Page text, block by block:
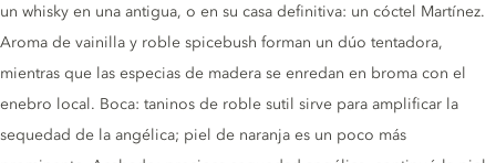
un whisky en una antigua, o en su casa definitiva: un cóctel Martínez.
Aroma de vainilla y roble spicebush forman un dúo tentadora,
mientras que las especias de madera se enredan en broma con el
enebro local. Boca: taninos de roble sutil sirve para amplificar la
sequedad de la angélica; piel de naranja es un poco más